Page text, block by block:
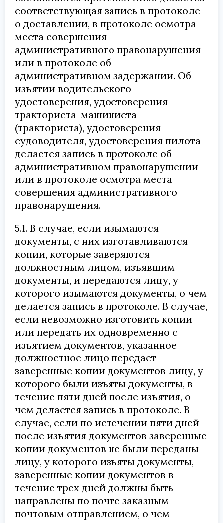
соответствующая запись в протоколе
о доставлении, в протоколе осмотра
места совершения
административного правонарушения
или в протоколе об
административном задержании. Об
изъятии водительского
удостоверения, удостоверения
тракториста-машиниста
(тракториста), удостоверения
судоводителя, удостоверения пилота
делается запись в протоколе об
административном правонарушении
или в протоколе осмотра места
совершения административного
правонарушения.
5.1. В случае, если изымаются
документы, с них изготавливаются
копии, которые заверяются
должностным лицом, изъявшим
документы, и передаются лицу, у
которого изымаются документы, о чем
делается запись в протоколе. В случае,
если невозможно изготовить копии
или передать их одновременно с
изъятием документов, указанное
должностное лицо передает
заверенные копии документов лицу, у
которого были изъяты документы, в
течение пяти дней после изъятия, о
чем делается запись в протоколе. В
случае, если по истечении пяти дней
после изъятия документов заверенные
копии документов не были переданы
лицу, у которого изъяты документы,
заверенные копии документов в
течение трех дней должны быть
направлены по почте заказным
почтовым отправлением, о чем